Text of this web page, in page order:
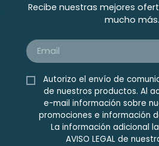
Recibe nuestras mejores
mucho
Autorizo el envío de
de nuestros productos. Al
e-mail información sobre
promociones e información
La información adicional
AVISO LEGAL de